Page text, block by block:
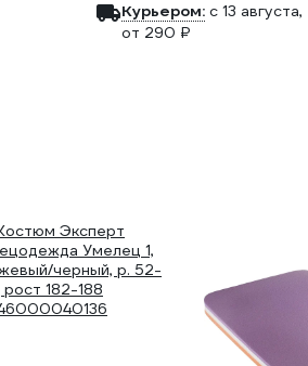
Курьером: c 13 августа,
от 290 ₽